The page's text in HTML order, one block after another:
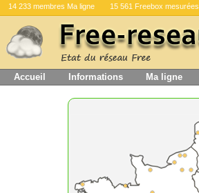
14 233 membres Ma ligne 15 561 Freebox mesurées
Accueil Informations Ma ligne